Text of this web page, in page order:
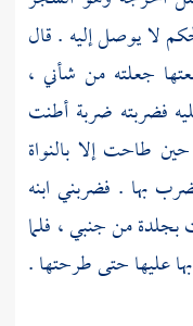
لا يوصل إليه . قال
جعلته من شأني ،
فضربته ضربة أطنت
طاحت إلا بالنواة
بها . فضربني ابنه
من جنبي ، فلما
عليها حتى طرحتها .